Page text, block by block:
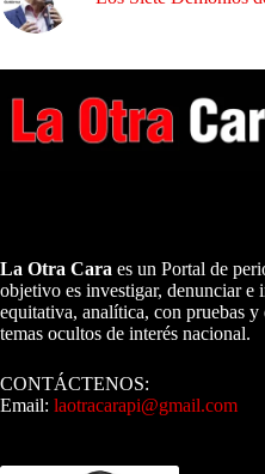
La Otra Cara es un Portal de
objetivo es investigar, denunciar e
equitativa, analítica, con pruebas
temas ocultos de interés nacional.
CONTÁCTENOS:
Email: laotracarapi@gmail.com